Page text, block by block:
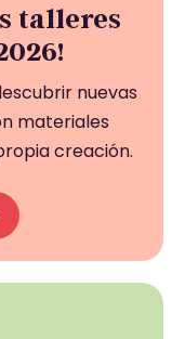
talleres
nuevas
materiales
creación.